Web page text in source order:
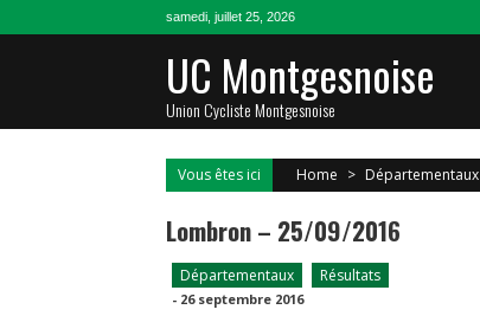
samedi, juillet 25, 2026
UC Montgesnoise
Union Cycliste Montgesnoise
Vous êtes ici Home > Départementaux
Lombron – 25/09/2016
Départementaux Résultats
- 26 septembre 2016